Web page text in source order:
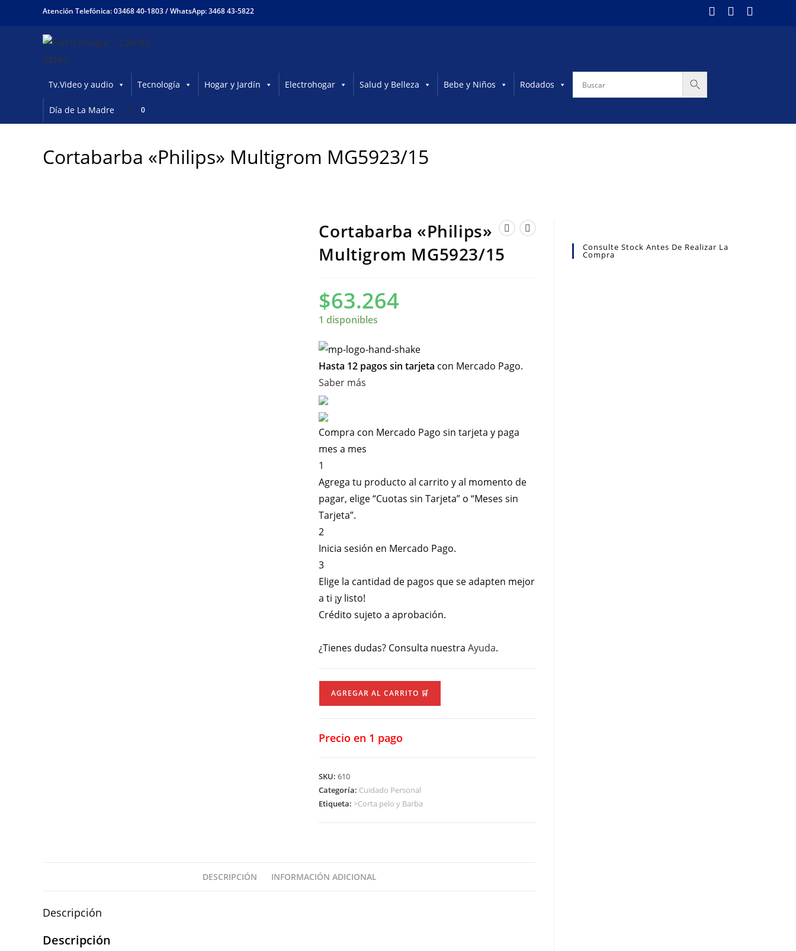
Atención Telefónica: 03468 40-1803 /WhatsApp: 3468 43-5822
Tv.Video y audio Tecnología Hogar y Jardín Electrohogar Salud y Belleza Bebe y Niños Rodados
Día de La Madre 0
Cortabarba «Philips» Multigrom MG5923/15
Cortabarba «Philips»
Multigrom MG5923/15
$63.264
1 disponibles
Hasta 12 pagos sin tarjeta con Mercado Pago.
Saber más
Compra con Mercado Pago sin tarjeta y paga
mes a mes
1
Agrega tu producto al carrito y al momento de
pagar, elige “Cuotas sin Tarjeta” o “Meses sin
Tarjeta”.
2
Inicia sesión en Mercado Pago.
3
Elige la cantidad de pagos que se adapten mejor
a ti ¡y listo!
Crédito sujeto a aprobación.
¿Tienes dudas? Consulta nuestraAyuda.
MG5923/15
AGREGAR AL CARRITO 🛒
Precio en 1 pago
SKU:610
Categoría: Cuidado Personal
Etiqueta:>Corta pelo y Barba
DESCRIPCIÓN INFORMACIÓN ADICIONAL
Descripción
Descripción
Consulte Stock Antes De Realizar La
Compra